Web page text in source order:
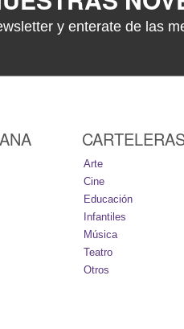
y enterate de las
Arte
Cine
Educación
Infantiles
Música
Teatro
Otros